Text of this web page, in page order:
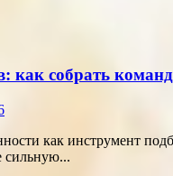
как собрать
как инструмент
сильную...